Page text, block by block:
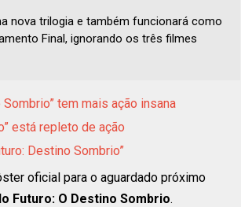
nova trilogia e também funcionará como
Final, ignorando os três filmes
tem mais ação insana
está repleto de ação
Destino Sombrio”
oficial para o aguardado próximo
Futuro: O Destino Sombrio.